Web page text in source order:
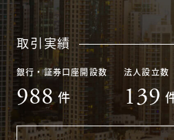
取引実績
銀行・証券口座開設数
988 件
法人設立数
139